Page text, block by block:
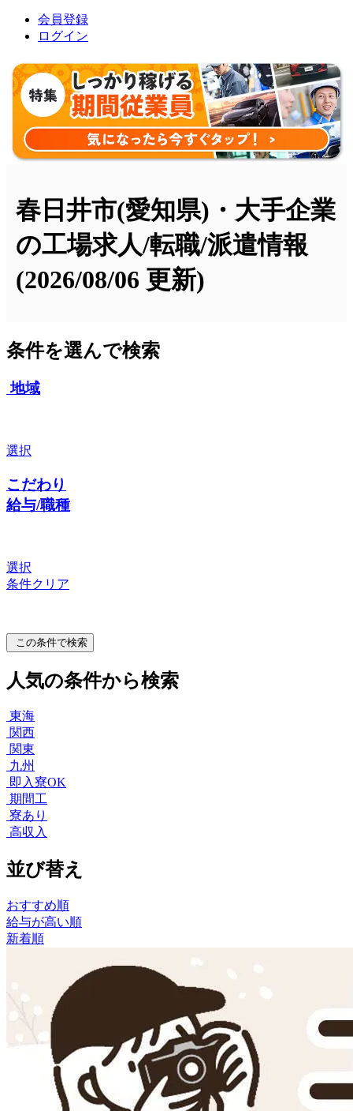
会員登録
ログイン
春日井市(愛知県)・大手企業
の工場求人/転職/派遣情報
(2026/08/06 更新)
条件を選んで検索
地域
選択
こだわり
給与/職種
選択
条件クリア
この条件で検索
人気の条件から検索
東海
関西
関東
九州
即入寮OK
期間工
寮あり
高収入
並び替え
おすすめ順
給与が高い順
新着順